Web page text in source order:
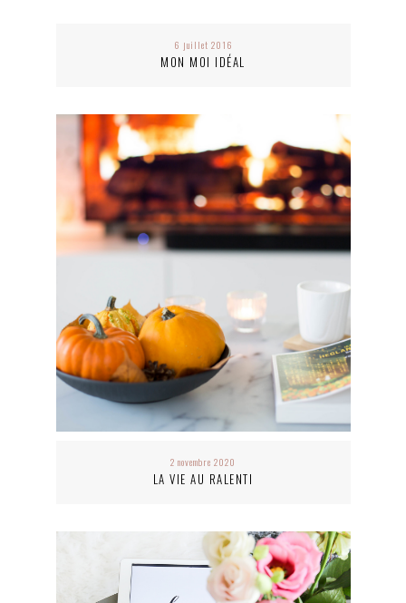
6 juillet 2016
MON MOI IDÉAL
2 novembre 2020
LA VIE AU RALENTI